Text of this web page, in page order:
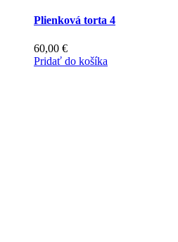
Plienková torta 4
60,00 €
Pridať do košíka